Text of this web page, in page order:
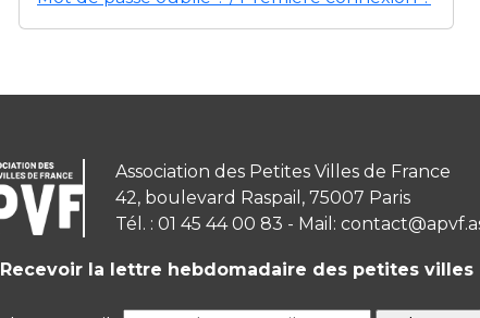
Association des Petites Villes de France
42, boulevard Raspail, 75007 Paris
Tél. : 01 45 44 00 83 - Mail:
Recevoir la lettre hebdomadaire des petites villes